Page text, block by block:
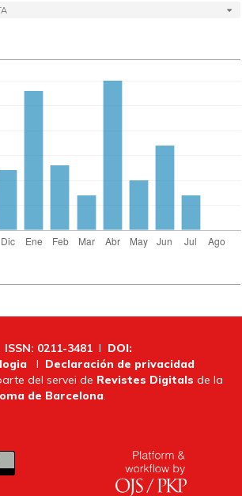
ISSN: 0211-3481 I DOI:
I Declaración de privacidad
del servei de Revistes Digitals de la
de Barcelona.